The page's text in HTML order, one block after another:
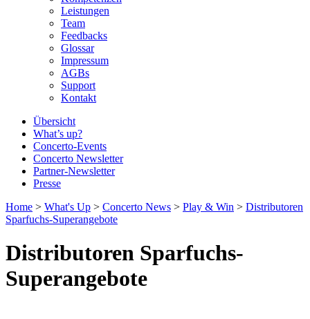
Leistungen
Team
Feedbacks
Glossar
Impressum
AGBs
Support
Kontakt
Übersicht
What’s up?
Concerto-Events
Concerto Newsletter
Partner-Newsletter
Presse
Home > What's Up > Concerto News > Play & Win > Distributoren
Sparfuchs-Superangebote
Distributoren Sparfuchs-
Superangebote